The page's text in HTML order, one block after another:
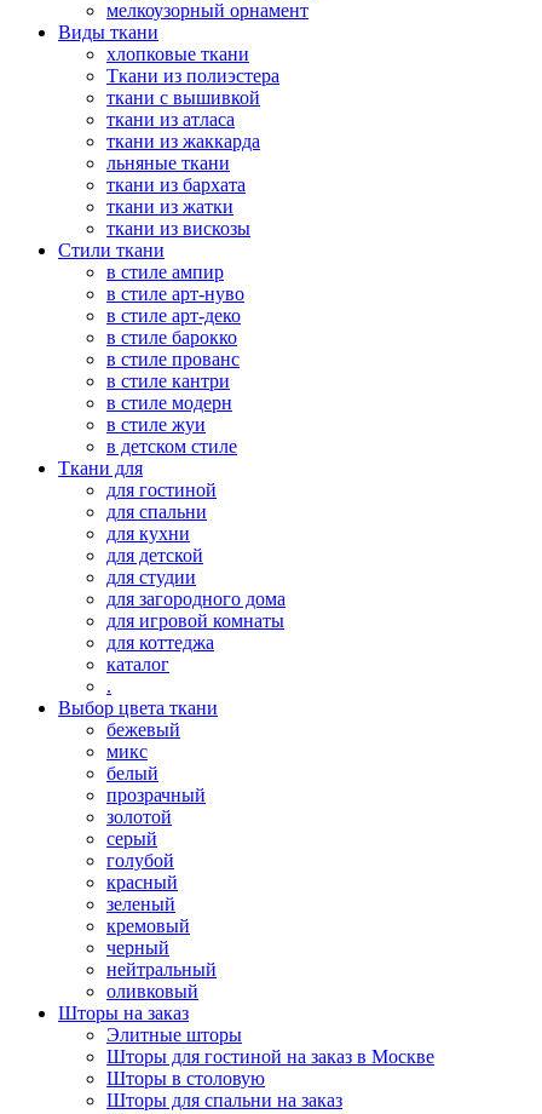
мелкоузорный орнамент
Виды ткани
хлопковые ткани
Ткани из полиэстера
ткани с вышивкой
ткани из атласа
ткани из жаккарда
льняные ткани
ткани из бархата
ткани из жатки
ткани из вискозы
Стили ткани
в стиле ампир
в стиле арт-нуво
в стиле арт-деко
в стиле барокко
в стиле прованс
в стиле кантри
в стиле модерн
в стиле жуи
в детском стиле
Ткани для
для гостиной
для спальни
для кухни
для детской
для студии
для загородного дома
для игровой комнаты
для коттеджа
каталог
.
Выбор цвета ткани
бежевый
микс
белый
прозрачный
золотой
серый
голубой
красный
зеленый
кремовый
черный
нейтральный
оливковый
Шторы на заказ
Элитные шторы
Шторы для гостиной на заказ в Москве
Шторы в столовую
Шторы для спальни на заказ